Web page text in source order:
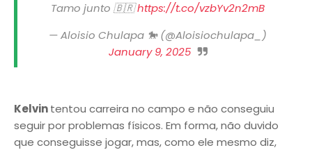
Tamo junto 🇧🇷https://t.co/vzbYv2n2mB
— Aloisio Chulapa 🐎 (@Aloisiochulapa_)
January 9, 2025
Kelvintentou carreira no campo e não conseguiu
seguir por problemas físicos. Em forma, não duvido
que conseguisse jogar, mas, como ele mesmo diz,